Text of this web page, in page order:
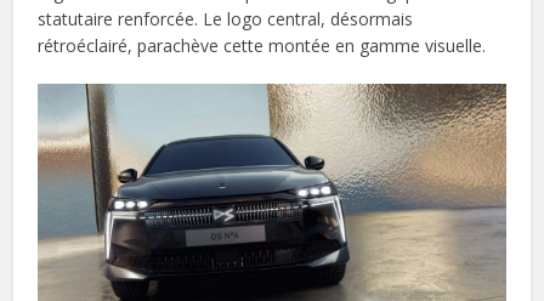
statutaire renforcée. Le logo central, désormais
rétroéclairé, parachève cette montée en gamme visuelle.